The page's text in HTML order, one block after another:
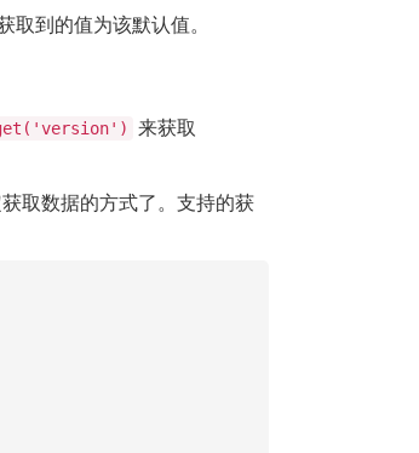
到的值为该默认值。
来获取
取数据的方式了。支持的获